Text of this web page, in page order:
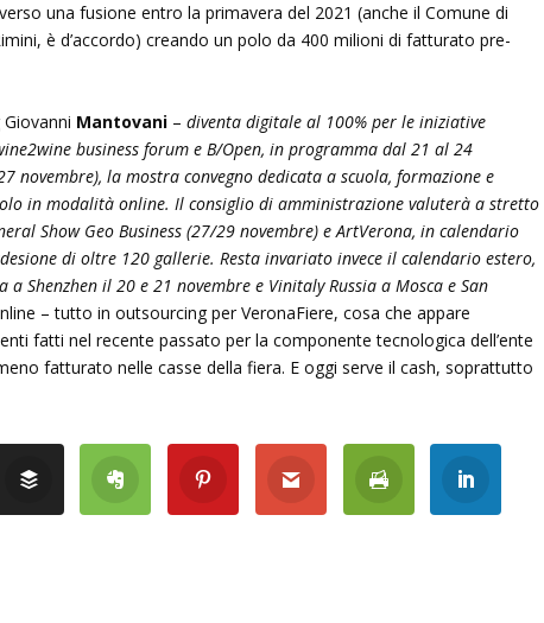
una fusione entro la primavera del 2021 (anche il Comune di
è d’accordo) creando un polo da 400 milioni di fatturato pre-
Mantovani– diventa digitale al 100% per le iniziative
business forum e B/Open, in programma dal 21 al 24
novembre), la mostra convegno dedicata a scuola, formazione e
in modalità online. Il consiglio di amministrazione valuterà a stretto
Show Geo Business (27/29 novembre) e ArtVerona, in calendario
di oltre 120 gallerie. Resta invariato invece il calendario estero,
a Shenzhen il 20 e 21 novembre e Vinitaly Russia a Mosca e San
– tutto in outsourcing per VeronaFiere, cosa che appare
fatti nel recente passato per la componente tecnologica dell’ente
fatturato nelle casse della fiera. E oggi serve il cash, soprattutto